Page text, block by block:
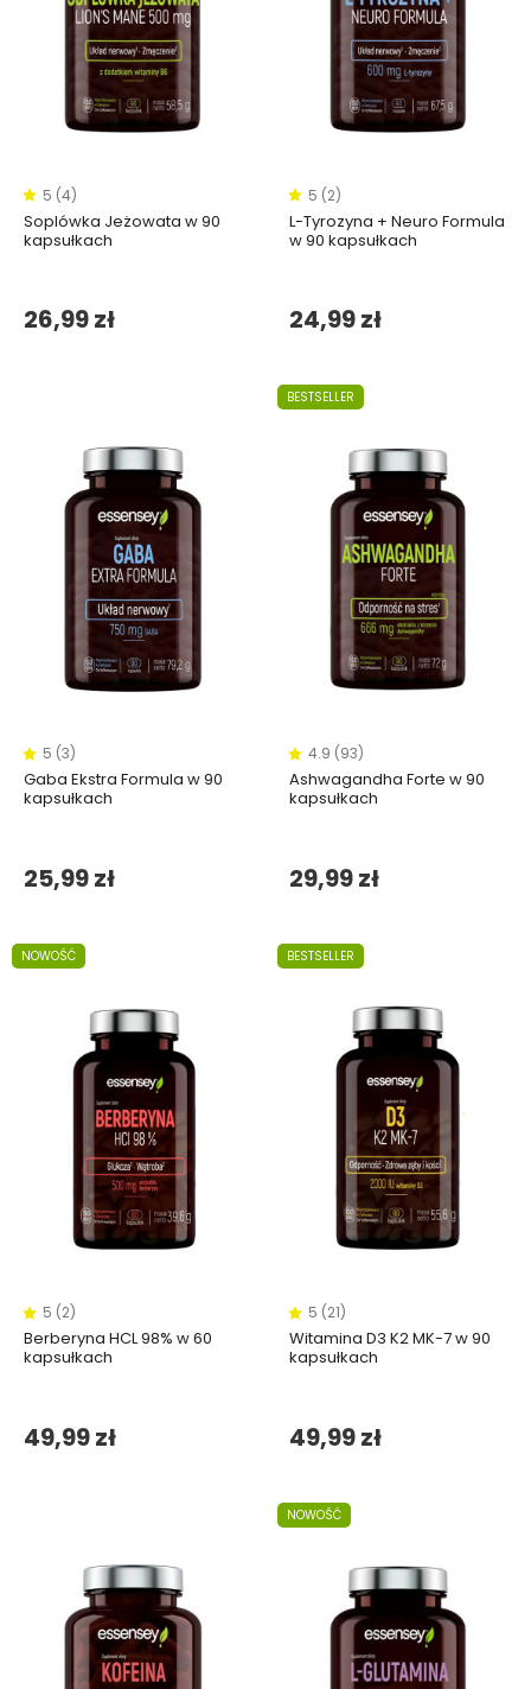
5 (4)
Soplówka Jeżowata w 90
kapsułkach
26,99 zł
5 (2)
L-Tyrozyna + Neuro Formula
w 90 kapsułkach
24,99 zł
5 (3)
Gaba Ekstra Formula w 90
kapsułkach
25,99 zł
BESTSELLER
4.9 (93)
Ashwagandha Forte w 90
kapsułkach
29,99 zł
NOWOŚĆ
5 (2)
Berberyna HCL 98% w 60
kapsułkach
49,99 zł
BESTSELLER
5 (21)
Witamina D3 K2 MK-7 w 90
kapsułkach
49,99 zł
NOWOŚĆ